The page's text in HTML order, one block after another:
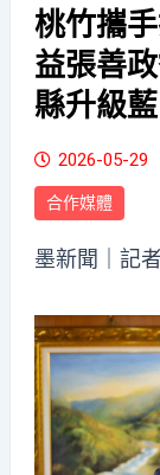
桃竹攜
益張善
縣升級
2026-05-29
合作媒體
墨新聞 ｜記